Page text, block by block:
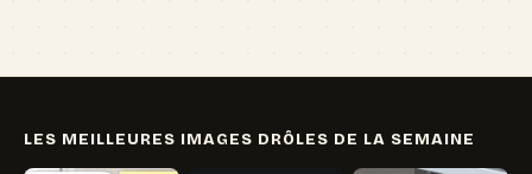
LES MEILLEURES IMAGES DRÔLES DE LA SEMAINE